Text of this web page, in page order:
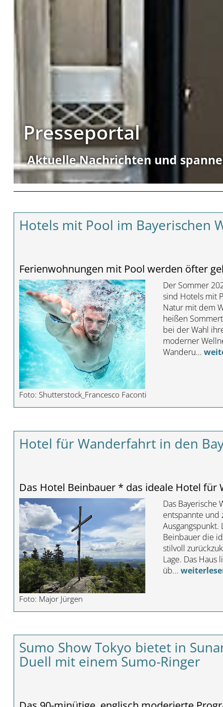
Presseportal
Aktuelle Nachrichten und
Hotels mit Pool im Bayerischen
Ferienwohnungen mit Pool werden öfter
Foto: Shutterstock_Francesco Faconti
Der Sommer
sind Hotels mit
Natur mit dem
heißen
bei der Wahl
moderner
Wanderu...
Hotel für Wanderfahrt in den
Das Hotel Beinbauer * das ideale Hotel
Foto: Major Jürgen
Das Bayerische
entspannte und
Beinbauer die
stilvoll
Lage. Das
üb...
Sumo Show Tokyo bietet in
Duell mit einem Sumo-Ringer